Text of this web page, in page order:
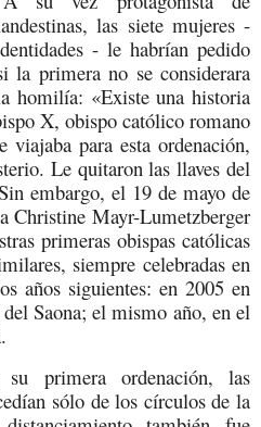
las siete mujeres -
- le habrían pedido
la primera no se considerara
homilía: «Existe una historia
X, obispo católico romano
viajaba para esta ordenación,
Le quitaron las llaves del
embargo, el 19 de mayo de
Christine Mayr-Lumetzberger
primeras obispas católicas
siempre celebradas en
años siguientes: en 2005 en
Saona; el mismo año, en el
primera ordenación, las
sólo de los círculos de la